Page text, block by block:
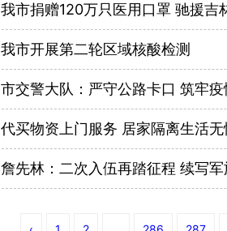
我市捐赠120万只医用口罩 驰援吉
我市开展第二轮区域核酸检测
市交警大队：严守公路卡口 筑牢
代买物资上门服务 居家隔离生活无
詹先林：二次入伍再踏征程 续写军